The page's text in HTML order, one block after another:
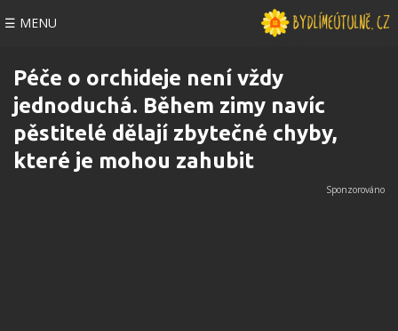
☰ MENU
Péče o orchideje není vždy
jednoduchá. Během zimy navíc
pěstitelé dělají zbytečné chyby,
které je mohou zahubit